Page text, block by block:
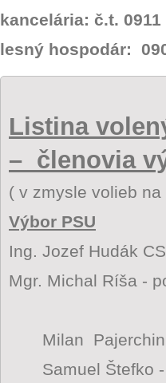
kancelária: č.t.
lesný hospodár:
Listina
– členovia
( v zmysle volieb
Výbor PSU
Ing. Jozef Hudák
Mgr. Michal Ríša -
Milan
Samuel Štefko